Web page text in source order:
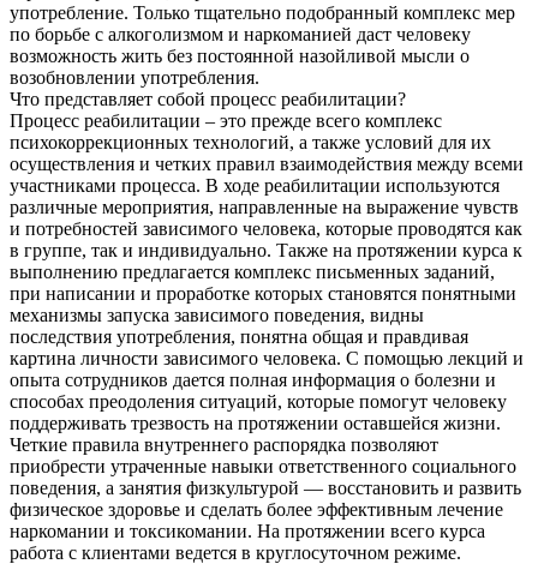
употребление. Только тщательно подобранный комплекс мер
по борьбе с алкоголизмом и наркоманией даст человеку
возможность жить без постоянной назойливой мысли о
возобновлении употребления.
Что представляет собой процесс реабилитации?
Процесс реабилитации – это прежде всего комплекс
психокоррекционных технологий, а также условий для их
осуществления и четких правил взаимодействия между всеми
участниками процесса. В ходе реабилитации используются
различные мероприятия, направленные на выражение чувств
и потребностей зависимого человека, которые проводятся как
в группе, так и индивидуально. Также на протяжении курса к
выполнению предлагается комплекс письменных заданий,
при написании и проработке которых становятся понятными
механизмы запуска зависимого поведения, видны
последствия употребления, понятна общая и правдивая
картина личности зависимого человека. С помощью лекций и
опыта сотрудников дается полная информация о болезни и
способах преодоления ситуаций, которые помогут человеку
поддерживать трезвость на протяжении оставшейся жизни.
Четкие правила внутреннего распорядка позволяют
приобрести утраченные навыки ответственного социального
поведения, а занятия физкультурой — восстановить и развить
физическое здоровье и сделать более эффективным лечение
наркомании и токсикомании. На протяжении всего курса
работа с клиентами ведется в круглосуточном режиме.